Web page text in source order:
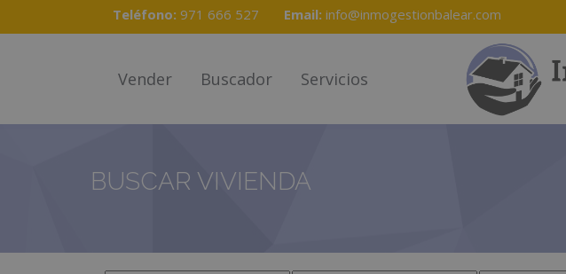
Teléfono: 971 666 527 Email: info@inmogestionbalear.com
Vender Buscador Servicios
BUSCAR VIVIENDA